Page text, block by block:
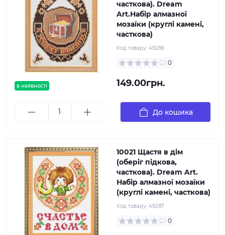
в наявності
часткова). Dream
Art.Набір алмазної
мозаїки (круглі камені,
часткова)
Код товару: 49286
0
149.00грн.
До кошика
10021 Щастя в дім
(оберіг підкова,
часткова). Dream Art.
Набір алмазної мозаїки
(круглі камені, часткова)
Код товару: 49287
0